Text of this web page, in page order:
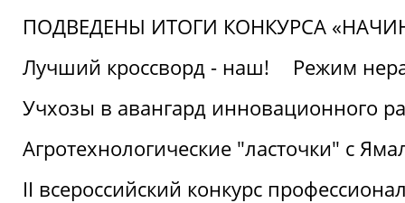
ПОДВЕДЕНЫ ИТОГИ КОНКУРСА
Лучший кроссворд - наш!
Режим
Учхозы в авангард инновационного
Агротехнологические "ласточки" с
II всероссийский конкурс